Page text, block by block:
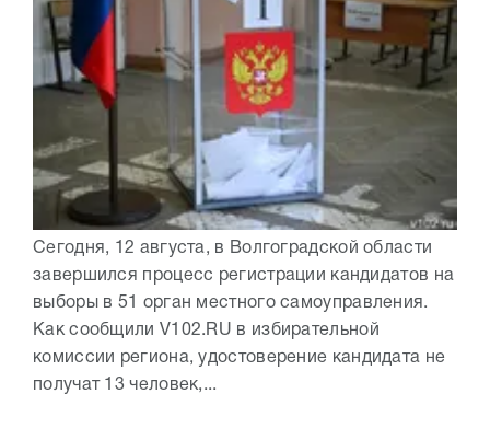
Сегодня, 12 августа, в Волгоградской области
завершился процесс регистрации кандидатов на
выборы в 51 орган местного самоуправления.
Как сообщили V102.RU в избирательной
комиссии региона, удостоверение кандидата не
получат 13 человек,...